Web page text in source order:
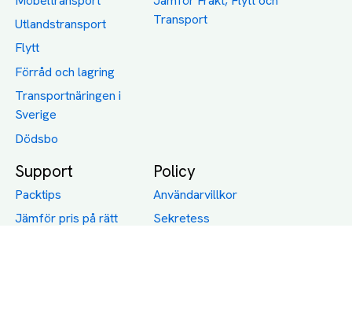
Utlandstransport
Flytt
Förråd och lagring
Transportnäringen i
Sverige
Dödsbo
Transport
Support
Packtips
Jämför pris på rätt
Policy
Användarvillkor
Sekretess